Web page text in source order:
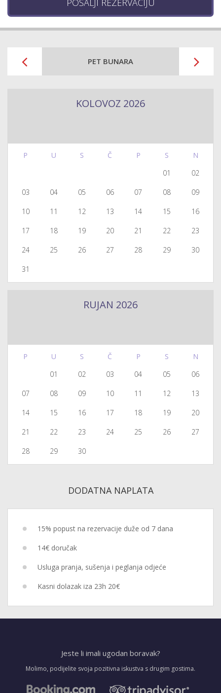
PET BUNARA
KOLOVOZ 2026
P U S Č P S
N
01
02
03 04 05 06 07 08 09
10 11 12 13 14 15 16
17 18 19 20 21 22 23
24 25 26 27 28 29 30
31
RUJAN 2026
P U S Č P S
N
01
02 03 04 05 06
07 08 09 10 11 12 13
14 15 16 17 18 19 20
21 22 23 24 25 26 27
28 29 30
DODATNA NAPLATA
15% popust na rezervacije duže od 7 dana
14€ doručak
Usluga pranja, sušenja i peglanja odjeće
Kasni dolazak iza 23h 20€
Jeste li imali ugodan boravak?
Molimo, podijelite svoja pozitivna iskustva s drugim gostima.